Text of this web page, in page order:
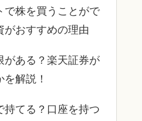
で株を買うことがで
がおすすめの理由
がある？楽天証券が
解説！
持てる？口座を持つ